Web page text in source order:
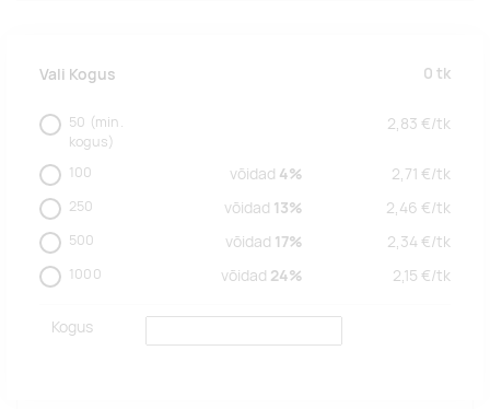
Vali Kogus 0 tk
50 (min.
kogus)
2,83 €/tk
100 võidad 4% 2,71 €/tk
250 võidad 13% 2,46 €/tk
500 võidad 17% 2,34 €/tk
1000 võidad 24% 2,15 €/tk
Kogus